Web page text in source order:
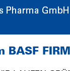
BASF